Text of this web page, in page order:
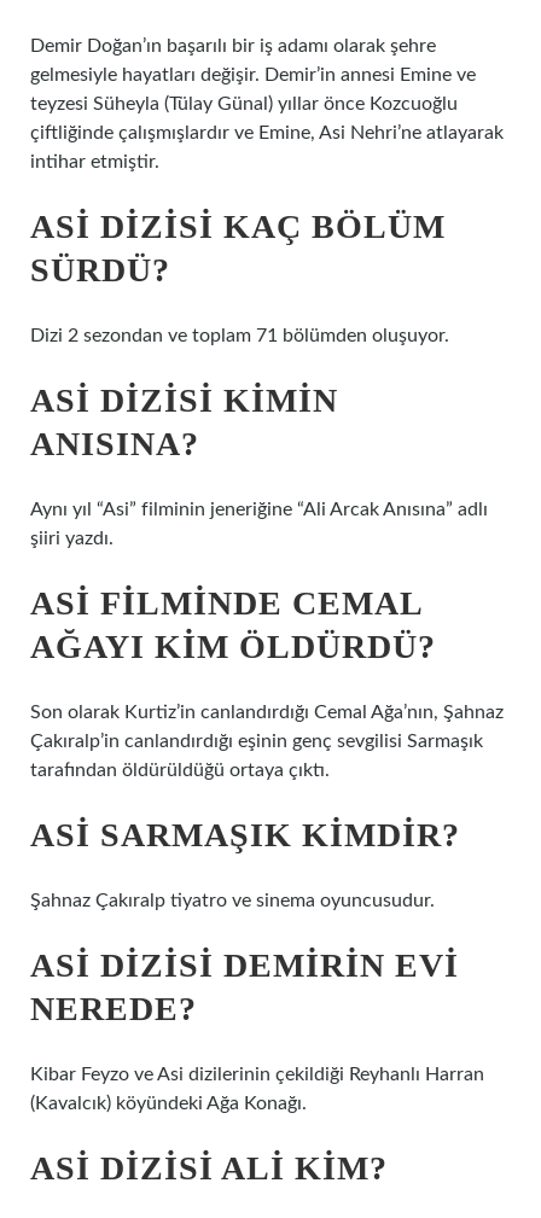
Demir Doğan’ın başarılı bir iş adamı olarak şehre
gelmesiyle hayatları değişir. Demir’in annesi Emine ve
teyzesi Süheyla (Tülay Günal) yıllar önce Kozcuoğlu
çiftliğinde çalışmışlardır ve Emine, Asi Nehri’ne atlayarak
intihar etmiştir.
ASI DIZISI KAÇ BÖLÜM
SÜRDÜ?
Dizi 2 sezondan ve toplam 71 bölümden oluşuyor.
ASI DIZISI KIMIN
ANISINA?
Aynı yıl “Asi” filminin jeneriğine “Ali Arcak Anısına” adlı
şiiri yazdı.
ASI FILMINDE CEMAL
AĞAYI KIM ÖLDÜRDÜ?
Son olarak Kurtiz’in canlandırdığı Cemal Ağa’nın, Şahnaz
Çakıralp’in canlandırdığı eşinin genç sevgilisi Sarmaşık
tarafından öldürüldüğü ortaya çıktı.
ASI SARMAŞIK KIMDIR?
Şahnaz Çakıralp tiyatro ve sinema oyuncusudur.
ASI DIZISI DEMIRIN EVI
NEREDE?
Kibar Feyzo ve Asi dizilerinin çekildiği Reyhanlı Harran
(Kavalcık) köyündeki Ağa Konağı.
ASI DIZISI ALI KIM?